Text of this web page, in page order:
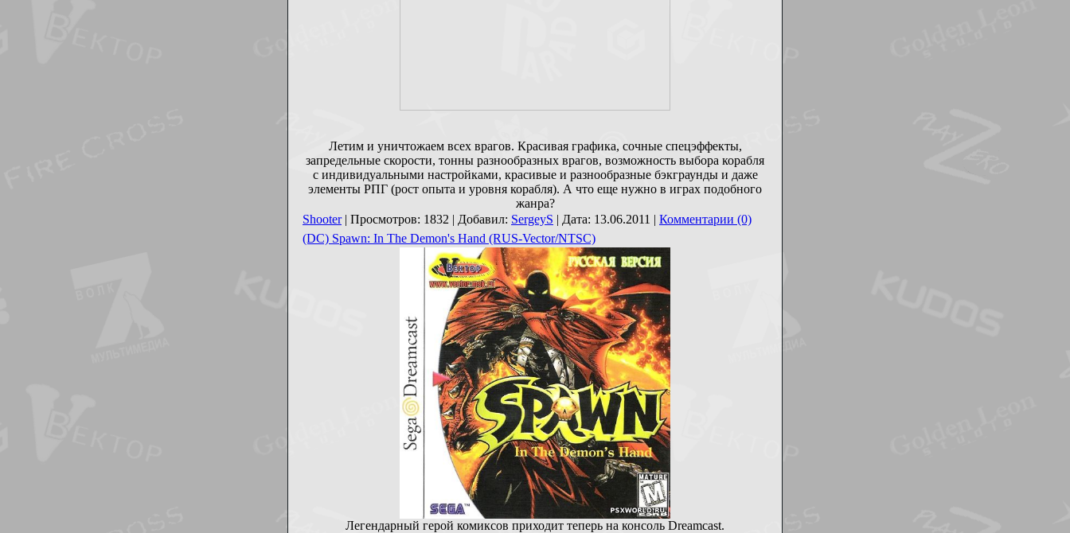
Летим и уничтожаем всех врагов. Красивая графика, сочные спецэффекты,
запредельные скорости, тонны разнообразных врагов, возможность выбора корабля
с индивидуальными настройками, красивые и разнообразные бэкграунды и даже
элементы РПГ (рост опыта и уровня корабля). А что еще нужно в играх подобного
жанра?
Shooter| Просмотров: 1832 | Добавил: SergeyS | Дата: 13.06.2011 | Комментарии (0)
(DC) Spawn: In The Demon's Hand (RUS-Vector/NTSC)
Легендарный герой комиксов приходит теперь на консоль Dreamcast.